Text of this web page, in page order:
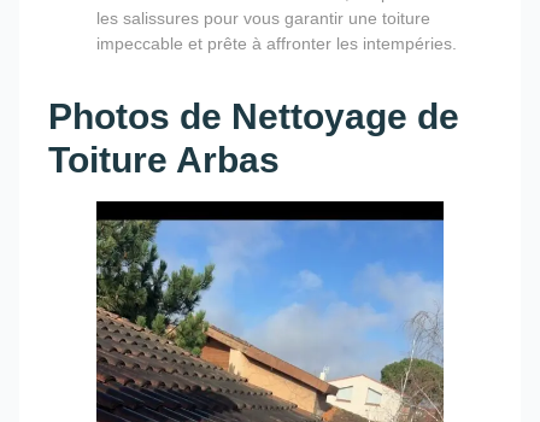
les salissures pour vous garantir une toiture
impeccable et prête à affronter les intempéries.
Photos de Nettoyage de
Toiture Arbas